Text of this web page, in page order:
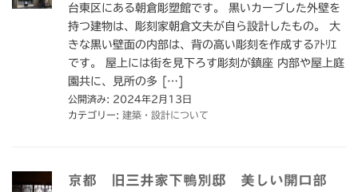
台東区にある朝倉彫塑館です。 黒いカーブした外壁を
持つ建物は、彫刻家朝倉文夫が自ら設計したもの。 大
きな黒い壁面の内部は、背の高い彫刻を作成するｱﾄﾘｴ
です。 屋上には街を見下ろす彫刻が鎮座 内部や屋上庭
園共に、見所の多 […]
公開済み: 2024年2月13日
カテゴリー: 建築・設計について
京都 旧三井家下鴨別邸 美しい開口部